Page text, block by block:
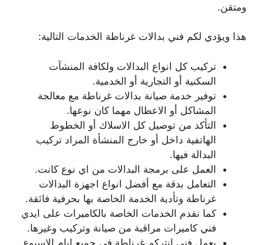
ومتقن.
هذا ويؤدي لكم فني بدالات غرناطة الخدمات التالية:
تركيب كل انواع البدالات ولكافة المنشآت
السكنية أو التجارية أو الخدمية.
توفير خدمة صيانة بدالات غرناطة مع معالجة
المشاكل أو الاعطال مهما كان نوعها.
التأكد من توصيل كل الاسلاك أو الخطوط
الهاتفية داخل أو خارج المنشأة المراد تركيب
البدالة فيها.
العمل على برمجة البدالات من اي نوع كانت.
التعامل بدقة مع أفضل انواع اجهزة البدالات
غرناطة وتأدية الخدمة الخاصة بها بحرفية فائقة.
كما نقدم الخدمات الخاصة بالكاميرات على ايدي
فني كاميرات مراقبة من صيانة وتركيب وغيرها.
يعمل فني انتركم غرناطة في جميع ايام الاسبوع